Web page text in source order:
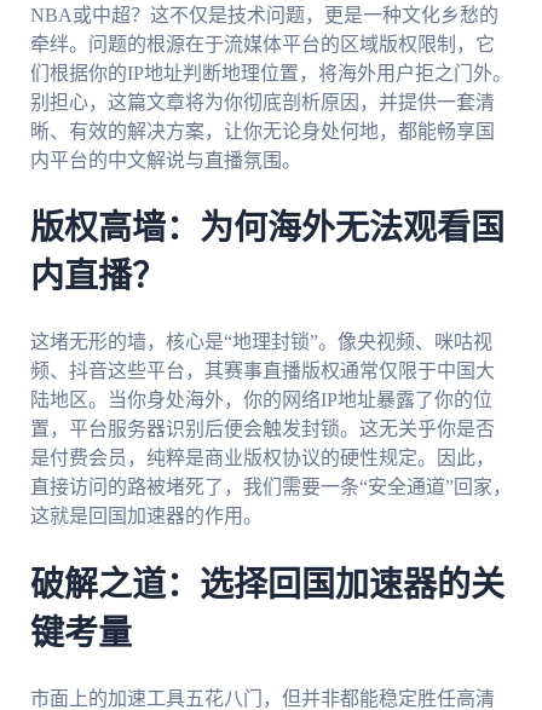
NBA或中超？这不仅是技术问题，更是一种文化乡愁的
牵绊。问题的根源在于流媒体平台的区域版权限制，它
们根据你的IP地址判断地理位置，将海外用户拒之门外。
别担心，这篇文章将为你彻底剖析原因，并提供一套清
晰、有效的解决方案，让你无论身处何地，都能畅享国
内平台的中文解说与直播氛围。
版权高墙：为何海外无法观看国
内直播？
这堵无形的墙，核心是“地理封锁”。像央视频、咪咕视
频、抖音这些平台，其赛事直播版权通常仅限于中国大
陆地区。当你身处海外，你的网络IP地址暴露了你的位
置，平台服务器识别后便会触发封锁。这无关乎你是否
是付费会员，纯粹是商业版权协议的硬性规定。因此，
直接访问的路被堵死了，我们需要一条“安全通道”回家，
这就是回国加速器的作用。
破解之道：选择回国加速器的关
键考量
市面上的加速工具五花八门，但并非都能稳定胜任高清